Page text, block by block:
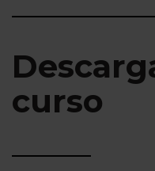
curso